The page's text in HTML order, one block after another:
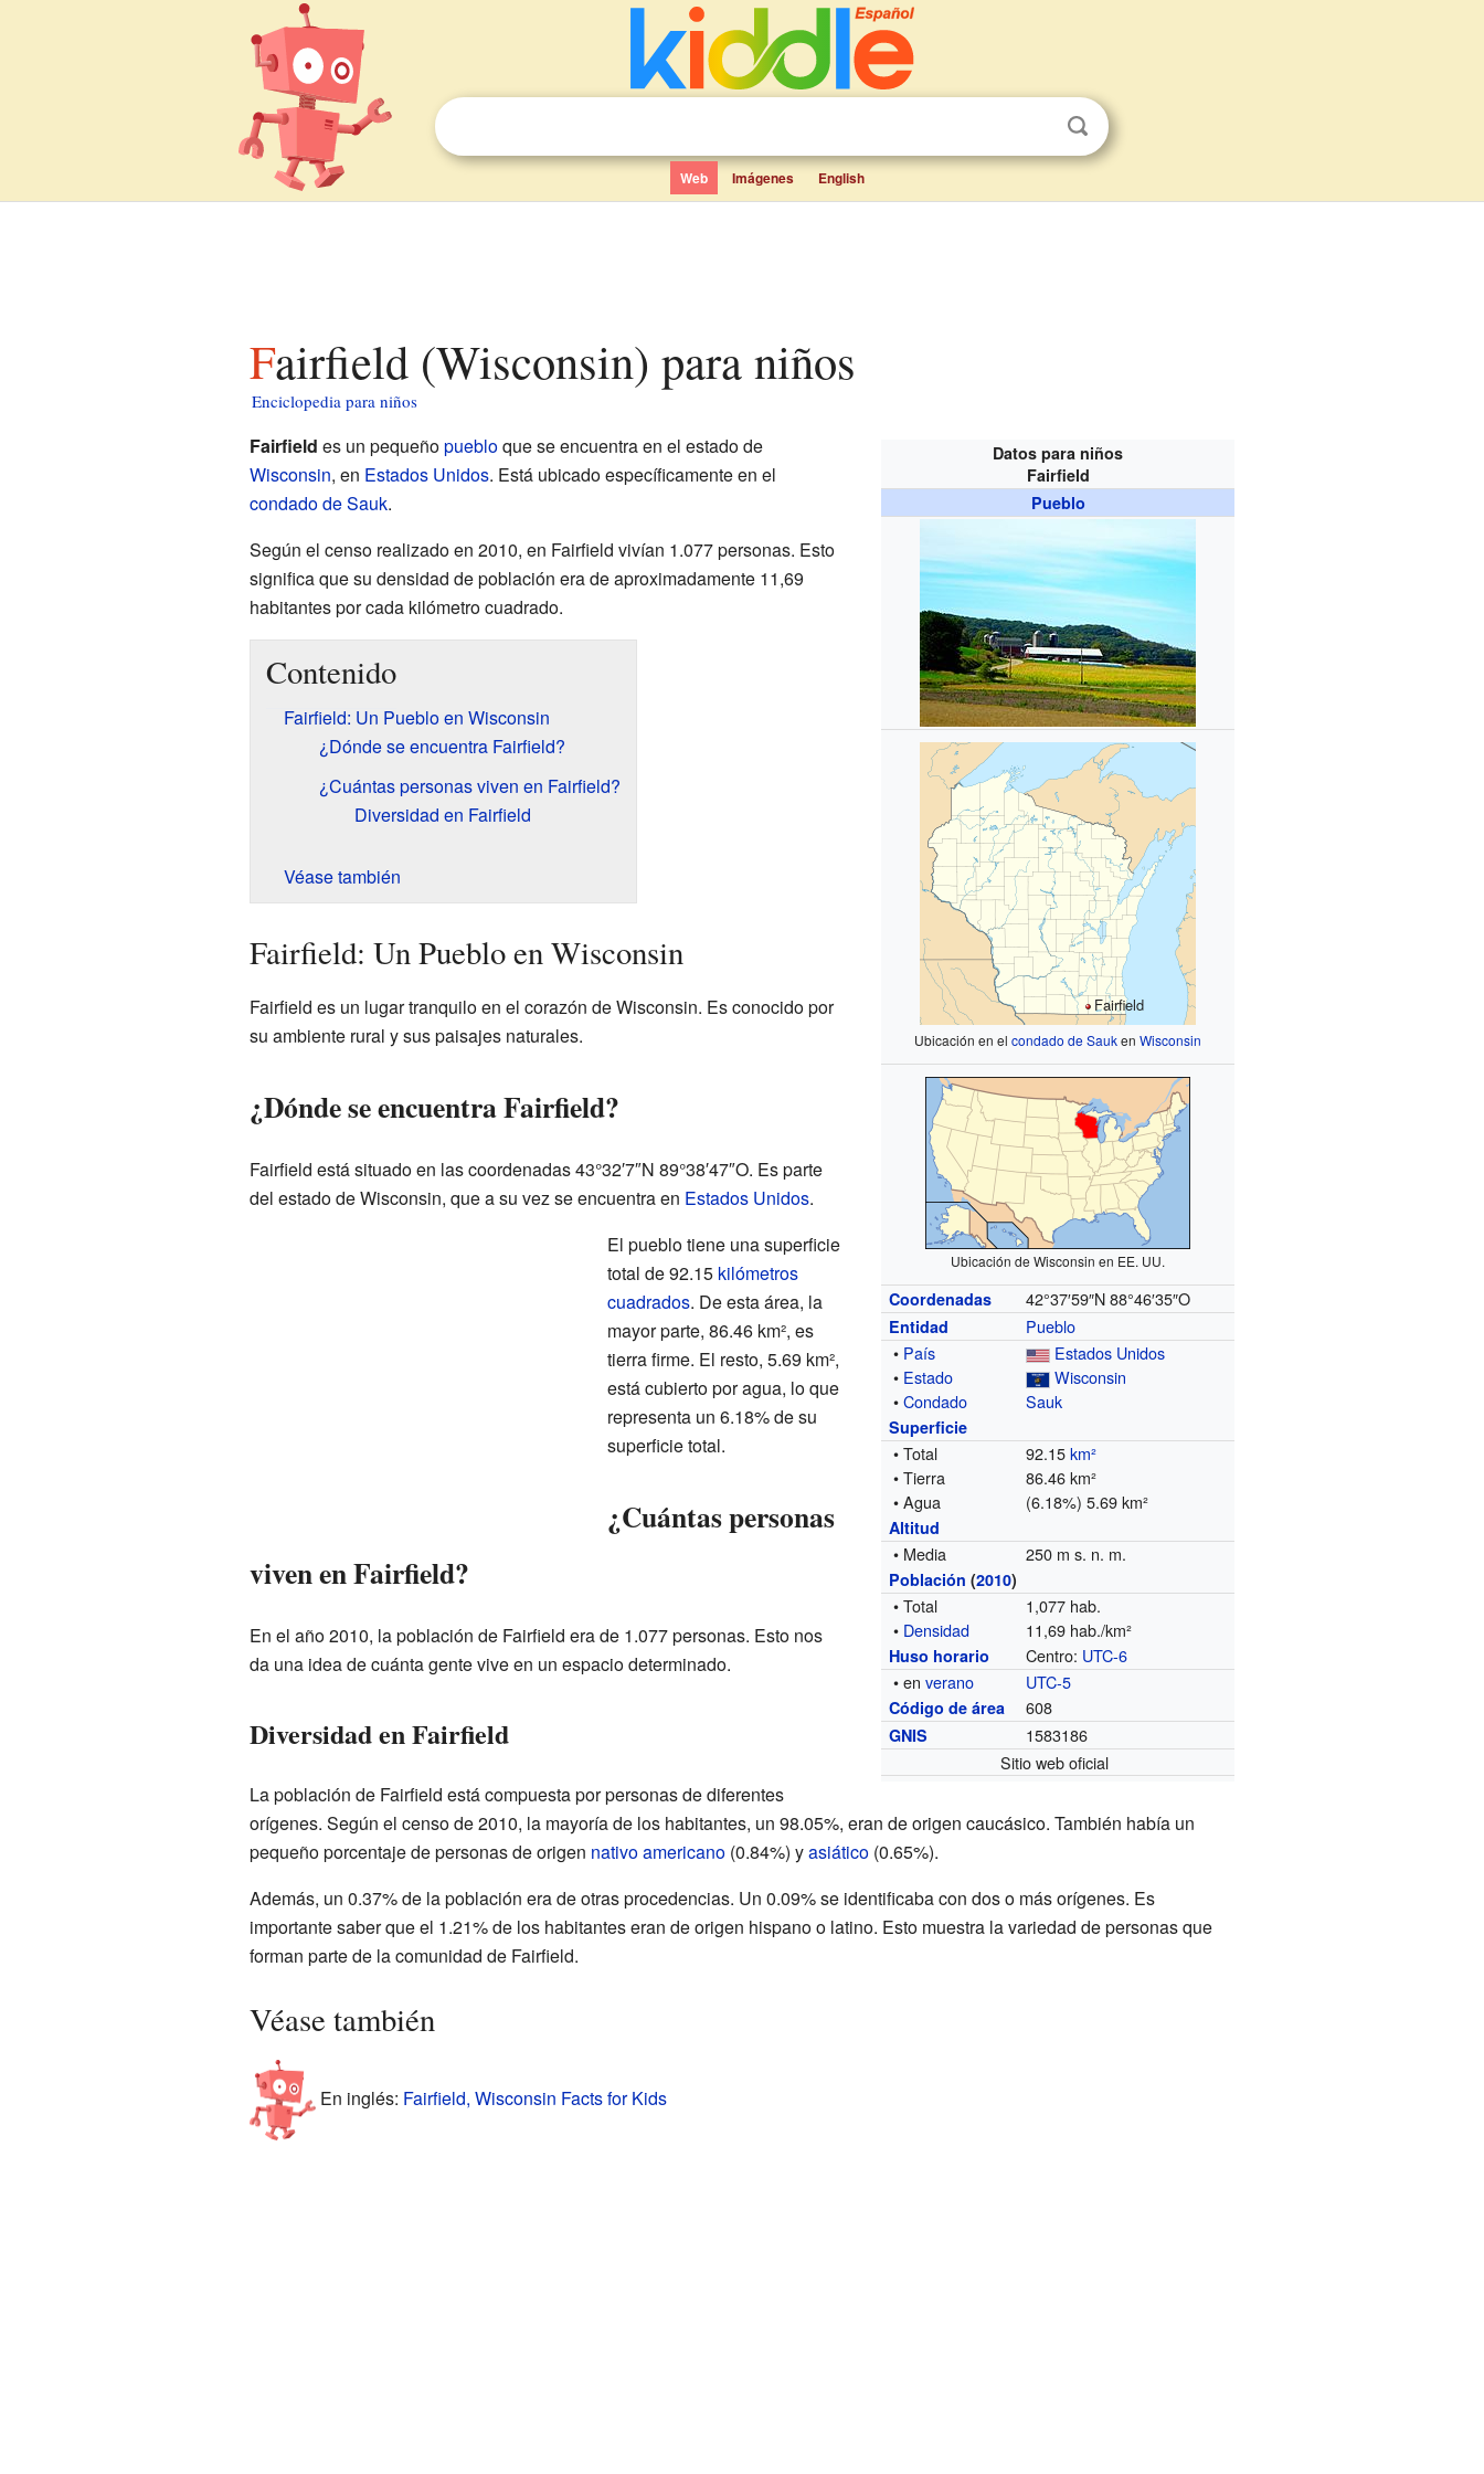
Web Imágenes English
Fairfield (Wisconsin) para niños
Enciclopedia para niños
Datos para niños
Fairfield
Pueblo
Fairfield
Ubicación en elcondado de SaukenWisconsin
Ubicación de Wisconsin en EE. UU.
Coordenadas 42°37′59″N 88°46′35″O
Entidad
Pueblo
• País
Estados Unidos
• Estado
Wisconsin
•Condado Sauk
Superficie
• Total 92.15km²
• Tierra
86.46 km²
• Agua
(6.18%) 5.69 km²
Altitud
• Media 250 m s. n. m.
Población (2010)
• Total
1,077 hab.
• Densidad 11,69 hab./km²
Huso horario Centro: UTC-6
• enverano UTC-5
Código de área 608
GNIS
1583186
Sitio web oficial
Fairfield es un pequeñopuebloque se encuentra en el estado de
Wisconsin, en Estados Unidos. Está ubicado específicamente en el
condado de Sauk.
Según el censo realizado en 2010, en Fairfield vivían 1.077 personas. Esto
significa que su densidad de población era de aproximadamente 11,69
habitantes por cada kilómetro cuadrado.
Contenido
Fairfield: Un Pueblo en Wisconsin
¿Dónde se encuentra Fairfield?
¿Cuántas personas viven en Fairfield?
Diversidad en Fairfield
Véase también
Fairfield: Un Pueblo en Wisconsin
Fairfield es un lugar tranquilo en el corazón de Wisconsin. Es conocido por
su ambiente rural y sus paisajes naturales.
¿Dónde se encuentra Fairfield?
Fairfield está situado en las coordenadas 43°32′7″N 89°38′47″O. Es parte
del estado de Wisconsin, que a su vez se encuentra en Estados Unidos.
El pueblo tiene una superficie
total de 92.15 kilómetros
cuadrados. De esta área, la
mayor parte, 86.46 km², es
tierra firme. El resto, 5.69 km²,
está cubierto por agua, lo que
representa un 6.18% de su
superficie total.
¿Cuántas personas
viven en Fairfield?
En el año 2010, la población de Fairfield era de 1.077 personas. Esto nos
da una idea de cuánta gente vive en un espacio determinado.
Diversidad en Fairfield
La población de Fairfield está compuesta por personas de diferentes
orígenes. Según el censo de 2010, la mayoría de los habitantes, un 98.05%, eran de origen caucásico. También había un
pequeño porcentaje de personas de origen nativo americano(0.84%) yasiático(0.65%).
Además, un 0.37% de la población era de otras procedencias. Un 0.09% se identificaba con dos o más orígenes. Es
importante saber que el 1.21% de los habitantes eran de origen hispano o latino. Esto muestra la variedad de personas que
forman parte de la comunidad de Fairfield.
Véase también
En inglés: Fairfield, Wisconsin Facts for Kids